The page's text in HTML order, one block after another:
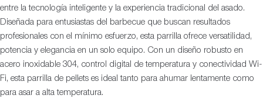
entre la tecnología inteligente y la experiencia tradicional del asado.
Diseñada para entusiastas del barbecue que buscan resultados
profesionales con el mínimo esfuerzo, esta parrilla ofrece versatilidad,
potencia y elegancia en un solo equipo. Con un diseño robusto en
acero inoxidable 304, control digital de temperatura y conectividad Wi-
Fi, esta parrilla de pellets es ideal tanto para ahumar lentamente como
para asar a alta temperatura.